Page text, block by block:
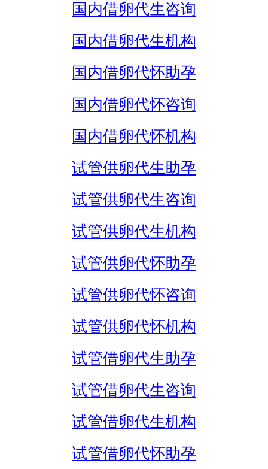
国内借卵代生咨询
国内借卵代生机构
国内借卵代怀助孕
国内借卵代怀咨询
国内借卵代怀机构
试管供卵代生助孕
试管供卵代生咨询
试管供卵代生机构
试管供卵代怀助孕
试管供卵代怀咨询
试管供卵代怀机构
试管借卵代生助孕
试管借卵代生咨询
试管借卵代生机构
试管借卵代怀助孕